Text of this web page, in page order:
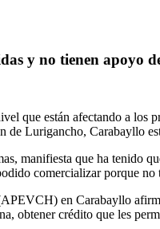
y no tienen apoyo
que están afectando a
Lurigancho, Carabayllo
manifiesta que ha tenido
comercializar porque
en Carabayllo
obtener crédito que les